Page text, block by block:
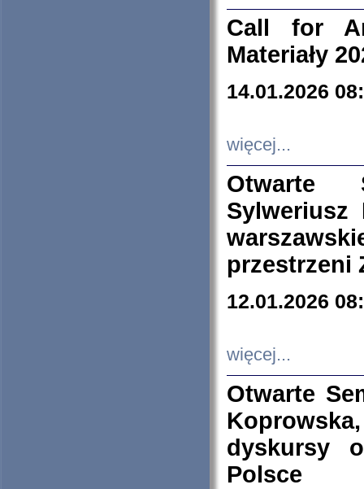
Call for
Materiały
14.01.2026
więcej...
Otwarte
Sylweriusz
przestrzeni
12.01.2026
więcej...
Otwarte
dyskursy
Polsce